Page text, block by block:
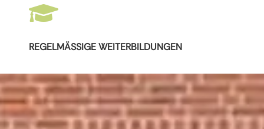

REGELMÄSSIGE WEITERBILDUNGEN